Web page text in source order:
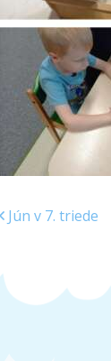
Jún v 7. triede